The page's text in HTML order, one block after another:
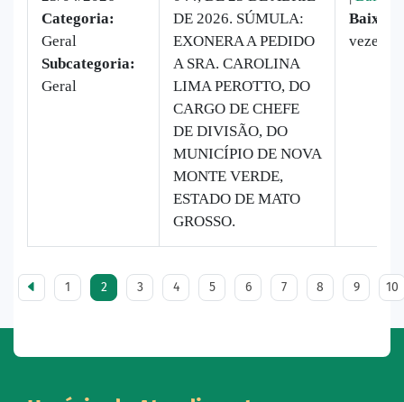
Categoria:
Geral
Subcategoria:
Geral
DE 2026. SÚMULA:
EXONERA A PEDIDO
A SRA. CAROLINA
LIMA PEROTTO, DO
CARGO DE CHEFE
DE DIVISÃO, DO
MUNICÍPIO DE NOVA
MONTE VERDE,
ESTADO DE MATO
GROSSO.
vezes
1 2 3 4 5 6 7 8 9 10